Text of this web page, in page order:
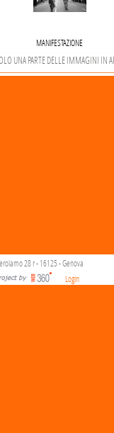
MANIFESTAZIONE
UNA PARTE DELLE IMMAGINI
28 r - 16125 - Genova
Login